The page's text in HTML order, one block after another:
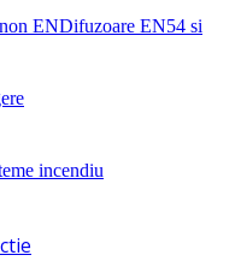
Difuzoare EN54 si
incendiu